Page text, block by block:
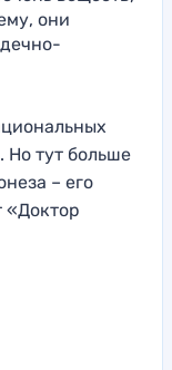
они
Но тут больше
– его
«Доктор